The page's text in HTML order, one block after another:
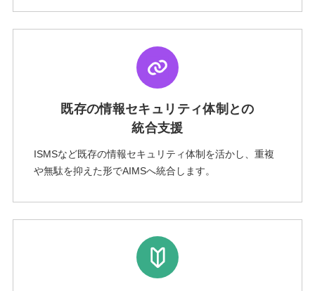
既存の情報セキュリティ体制との
統合支援
ISMSなど既存の情報セキュリティ体制を活かし、重複
や無駄を抑えた形でAIMSへ統合します。